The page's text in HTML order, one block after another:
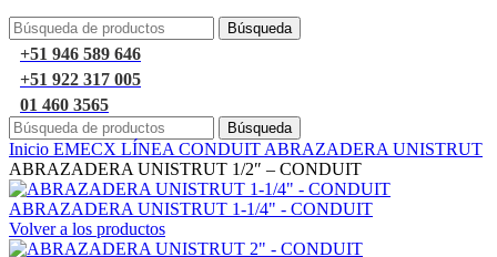
Búsqueda
+51 946 589 646
+51 922 317 005
01 460 3565
Búsqueda
Inicio EMECX LÍNEA CONDUIT ABRAZADERA UNISTRUT
ABRAZADERA UNISTRUT 1/2″ – CONDUIT
ABRAZADERA UNISTRUT 1-1/4" - CONDUIT
Volver a los productos